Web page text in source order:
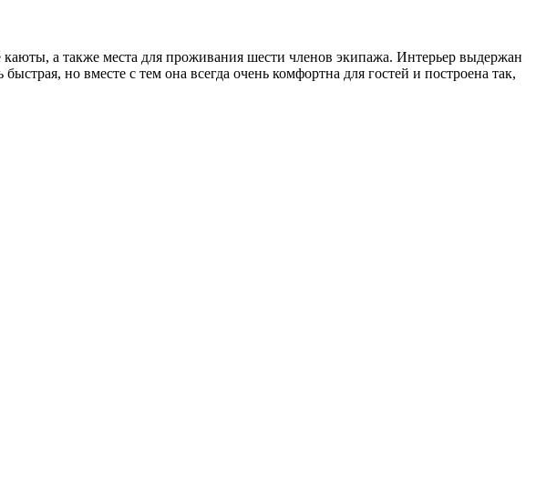
каюты, а также места для проживания шести членов экипажа. Интерьер выдержан
но вместе с тем она всегда очень комфортна для гостей и построена так,